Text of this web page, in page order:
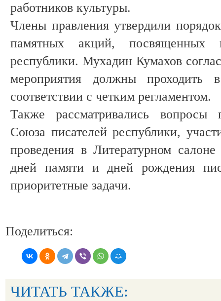
работников культуры.
Члены правления утвердили
памятных акций, посвященных
республики. Мухадин Кумахов
мероприятия должны
соответствии с четким регламентом.
Также рассматривались вопросы
Союза писателей республики,
проведения в Литературном
дней памяти и дней рождения
приоритетные задачи.
Поделиться:
ЧИТАТЬ ТАКЖЕ: